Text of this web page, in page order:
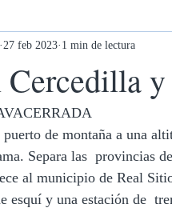
Cercedilla
27 feb 2023 1 min de lectura
de montaña a una
Separa las  provincias
al municipio de Real
esquí y una estación de